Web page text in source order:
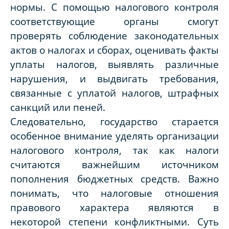
нормы. С помощью налогового контроля
соответствующие органы смогут
проверять соблюдение законодательных
актов о налогах и сборах, оценивать факты
уплаты налогов, выявлять различные
нарушения, и выдвигать требования,
связанные с уплатой налогов, штрафных
санкций или пеней.
Следовательно, государство старается
особенное внимание уделять организации
налогового контроля, так как налоги
считаются важнейшим источником
пополнения бюджетных средств. Важно
понимать, что налоговые отношения
правового характера являются в
некоторой степени конфликтными. Суть